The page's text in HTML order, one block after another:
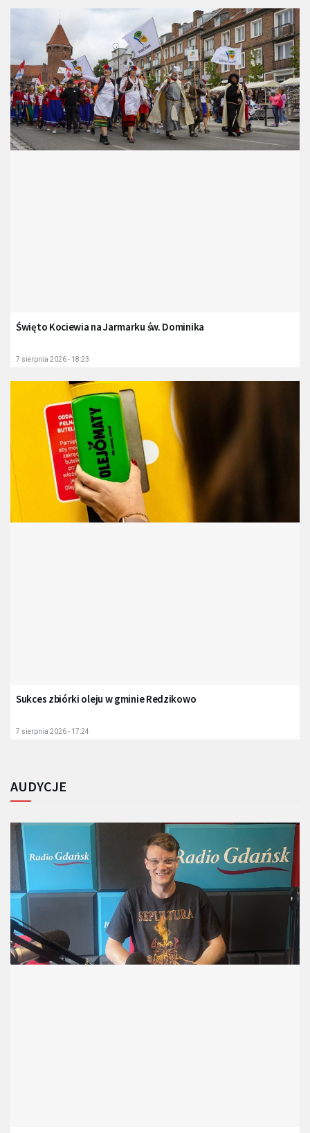
Święto Kociewia na Jarmarku św. Dominika
7 sierpnia 2026 - 18:23
Sukces zbiórki oleju w gminie Redzikowo
7 sierpnia 2026 - 17:24
AUDYCJE